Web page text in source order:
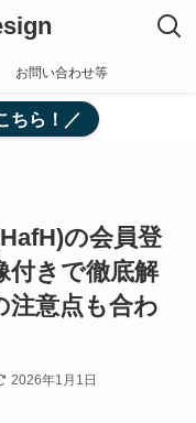
お問い合わせ等
ちら！／
の会員登
付きで徹底解
注意点も合わ
2026年1月1日